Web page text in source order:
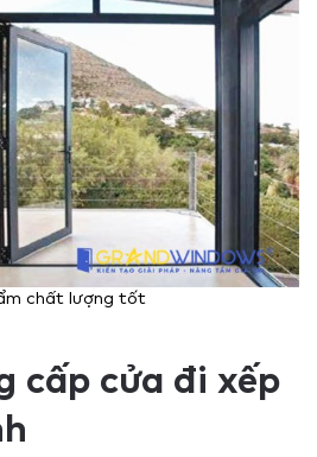
chất lượng tốt
cấp cửa đi xếp